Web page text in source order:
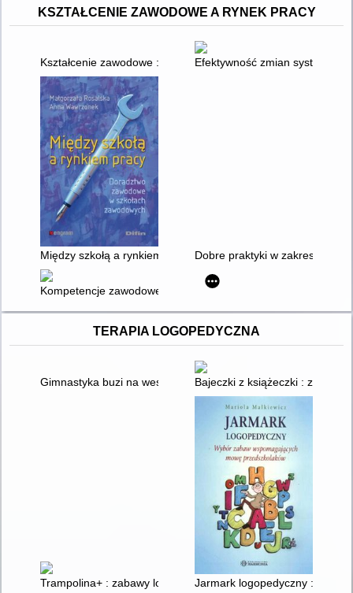
KSZTAŁCENIE ZAWODOWE A RYNEK PRACY
Kształcenie zawodowe : diagnoza i postulowane kierunki
Efektywność zmian
Między szkołą a rynkiem pracy : doradztwo zawodowe w
Dobre praktyki w zakresie
Kompetencje zawodowe młodych : możliwości szkolnictwa
TERAPIA LOGOPEDYCZNA
Gimnastyka buzi na wesoło : ćwiczenia narządów
Bajeczki z książeczki : zestaw
Trampolina+ : zabawy logopedyczneJarmark logopedyczny : wybór